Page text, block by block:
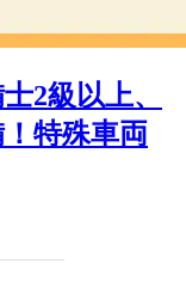
2級以上、
特殊車両